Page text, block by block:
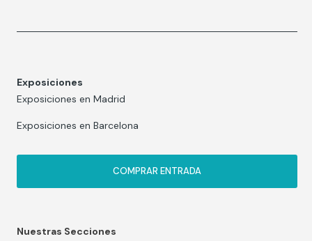
Exposiciones
Exposiciones en Madrid
Exposiciones en Barcelona
COMPRAR ENTRADA
Nuestras Secciones